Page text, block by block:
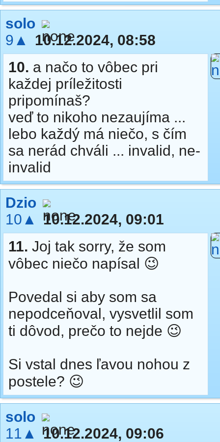
solo
9▲
10.12.2024, 08:58
10. a načo to vôbec pri
každej príležitosti
pripomínaš?
veď to nikoho nezaujíma ...
lebo každý má niečo, s čím
sa nerád chváli ... invalid, ne-
invalid
Dzio
10▲
10.12.2024, 09:01
11. Joj tak sorry, že som
vôbec niečo napísal 😉
Povedal si aby som sa
nepodceňoval, vysvetlil som
ti dôvod, prečo to nejde 😉
Si vstal dnes ľavou nohou z
postele? 😉
solo
11▲
10.12.2024, 09:06